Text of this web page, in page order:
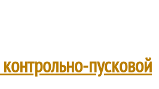
пусковой